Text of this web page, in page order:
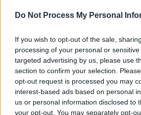
Do Not Process My Personal
If you wish to opt-out of the sale,
processing of your personal or
targeted advertising by us, please use
section to confirm your selection.
opt-out request is processed you may
interest-based ads based on personal
us or personal information disclosed to
your opt-out. You may separately opt-
Λίβανος (AP Photo/Hassan Ammar)
Τα πολλά «χαρτιά» της
Έναδεύτερο στοιχείοτης
περιφερειακής τάξης είναι
τρόποιμε τους οποίους το
προκαλεί πόνο στους